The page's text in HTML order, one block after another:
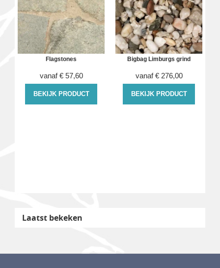
Flagstones
vanaf € 57,60
BEKIJK PRODUCT
Bigbag Limburgs grind
vanaf € 276,00
BEKIJK PRODUCT
Laatst bekeken